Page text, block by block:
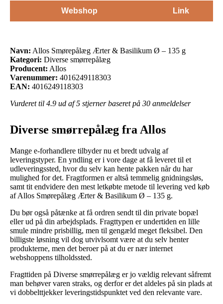
Webshop Link
Navn: Allos Smørepålæg Ærter & Basilikum Ø – 135 g
Kategori: Diverse smørrepålæg
Producent: Allos
Varenummer: 4016249118303
EAN: 4016249118303
Vurderet til 4.9 ud af 5 stjerner baseret på 30 anmeldelser
Diverse smørrepålæg fra Allos
Mange e-forhandlere tilbyder nu et bredt udvalg af
leveringstyper. En yndling er i vore dage at få leveret til et
udleveringssted, hvor du selv kan hente pakken når du har
mulighed for det. Fragtformen er altså temmelig gnidningsløs,
samt tit endvidere den mest letkøbte metode til levering ved køb
af Allos Smørepålæg Ærter & Basilikum Ø – 135 g.
Du bør også påtænke at få ordren sendt til din private bopæl
eller ud på din arbejdsplads. Fragttypen er undertiden en lille
smule mindre prisbillig, men til gengæld meget fleksibel. Den
billigste løsning vil dog utvivlsomt være at du selv henter
produkterne, men det beroer på at du er nær internet
webshoppens tilholdssted.
Fragttiden på Diverse smørrepålæg er jo vældig relevant såfremt
man behøver varen straks, og derfor er det aldeles på sin plads at
vi dobbelttjekker leveringstidspunktet ved den relevante vare.